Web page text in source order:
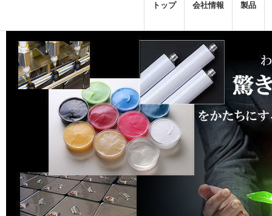
製品
会社情報
トップ